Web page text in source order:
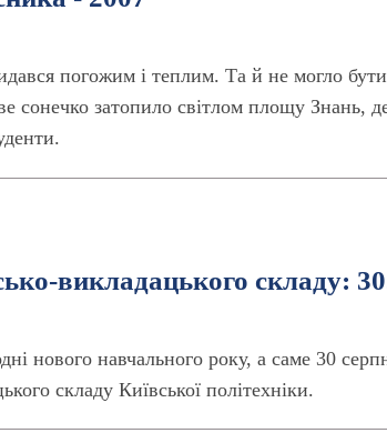
погожим і теплим. Та й не могло
сонечко затопило світлом площу Знань,
викладацького складу:
нового навчального року, а саме 30
складу Київської політехніки.